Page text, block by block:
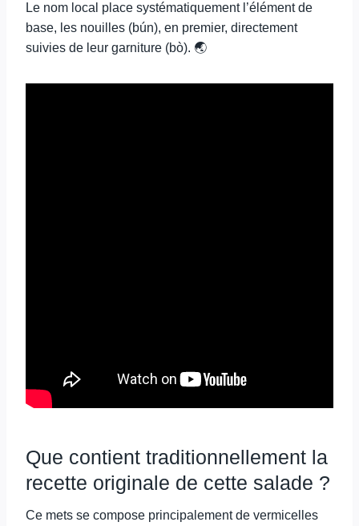
Le nom local place systématiquement l’élément de
base, les nouilles (bún), en premier, directement
suivies de leur garniture (bò). 🌏
Que contient traditionnellement la
recette originale de cette salade ?
Ce mets se compose principalement de vermicelles